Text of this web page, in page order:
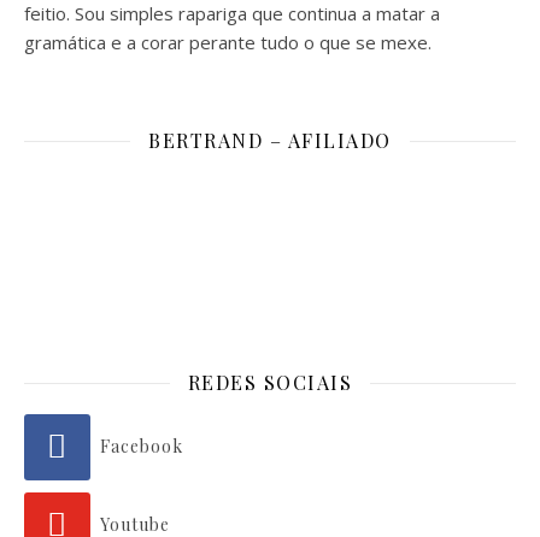
feitio. Sou simples rapariga que continua a matar a
gramática e a corar perante tudo o que se mexe.
BERTRAND – AFILIADO
REDES SOCIAIS
Facebook
Youtube